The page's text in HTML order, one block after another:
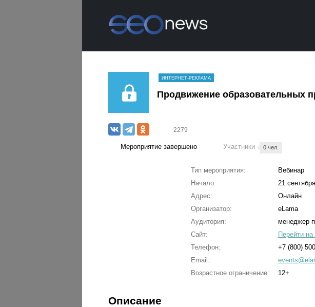
ИНТЕРНЕТ-РЕКЛАМА
Продвижение образовательных
2279
Мероприятие завершено Участники 0 чел.
Тип мероприятия:
Вебинар
Начало:
21
Адрес:
Онлайн
Организатор:
eLama
Аудитория:
менеджер
Сайт:
Перейти
Телефон:
+7 (800)
Email:
Возрастное ограничение:
12+
Описание